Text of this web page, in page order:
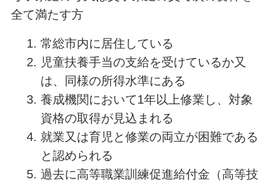
全て満たす方
常総市内に居住している
児童扶養手当の支給を受けているか又
は、同様の所得水準にある
養成機関において1年以上修業し、対象
資格の取得が見込まれる
就業又は育児と修業の両立が困難である
と認められる
過去に高等職業訓練促進給付金（高等技